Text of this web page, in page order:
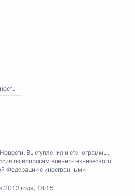
Новости, Выступления и стенограммы,
по вопросам военно-технического
Федерации с иностранными
2013 года, 18:15